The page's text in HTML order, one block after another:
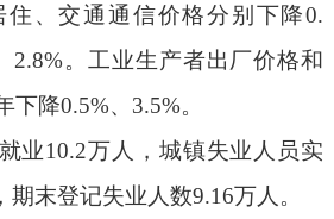
住、交通通信价格分别下降0.
2.8%。工业生产者出厂价格和
下降0.5%、 3.5%。
业10.2万人 ， 城镇失业人员实
，期末登记失业人数9.16万人 。